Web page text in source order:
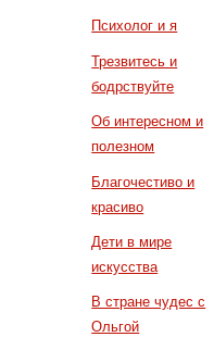
Психолог и я
Трезвитесь и
бодрствуйте
Об интересном и
полезном
Благочестиво и
красиво
Дети в мире
искусства
В стране чудес с
Ольгой